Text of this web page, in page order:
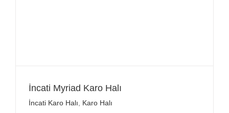
İncati Myriad Karo Halı
İncati Karo Halı Karo Halı